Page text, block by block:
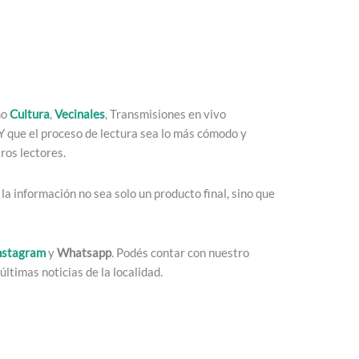
Cultura,Vecinales, Transmisiones en vivo
el proceso de lectura sea lo más cómodo y
lectores.
información no sea solo un producto final, sino que
yWhatsapp. Podés contar con nuestro
noticias de la localidad.